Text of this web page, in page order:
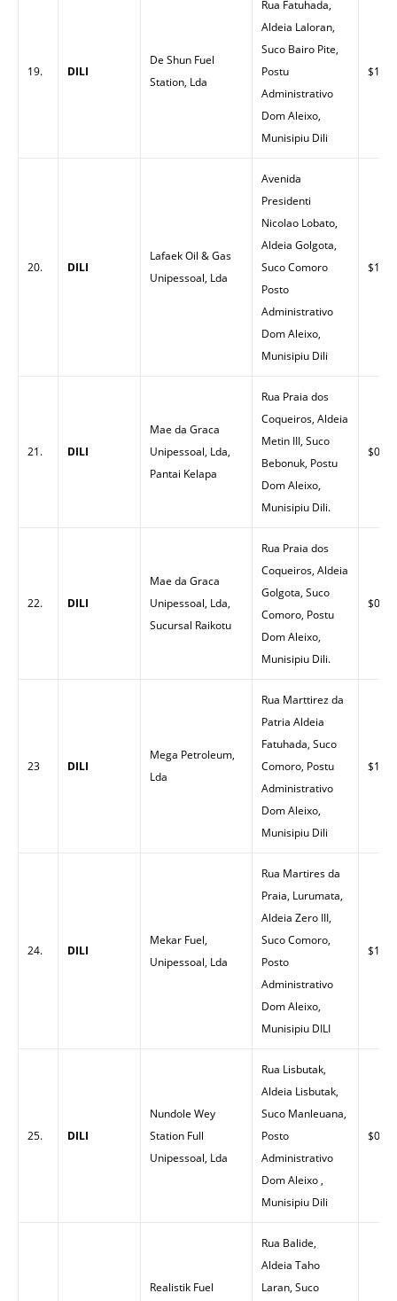
19. DILI
De Shun Fuel
Station, Lda
Rua Fatuhada,
Aldeia Laloran,
Suco Bairo Pite,
Postu
Administrativo
Dom Aleixo,
Munisipiu Dili
$1.49
20. DILI
Lafaek Oil & Gas
Unipessoal, Lda
Avenida
Presidenti
Nicolao Lobato,
Aldeia Golgota,
Suco Comoro
Posto
Administrativo
Dom Aleixo,
Munisipiu Dili
$1.54
21. DILI
Mae da Graca
Unipessoal, Lda,
Pantai Kelapa
Rua Praia dos
Coqueiros, Aldeia
Metin III, Suco
Bebonuk, Postu
Dom Aleixo,
Munisipiu Dili.
$0.00
22. DILI
Mae da Graca
Unipessoal, Lda,
Sucursal Raikotu
Rua Praia dos
Coqueiros, Aldeia
Golgota, Suco
Comoro, Postu
Dom Aleixo,
Munisipiu Dili.
$0.00
23 DILI
Mega Petroleum,
Lda
Rua Marttirez da
Patria Aldeia
Fatuhada, Suco
Comoro, Postu
Administrativo
Dom Aleixo,
Munisipiu Dili
$1.49
24. DILI
Mekar Fuel,
Unipessoal, Lda
Rua Martires da
Praia, Lurumata,
Aldeia Zero III,
Suco Comoro,
Posto
Administrativo
Dom Aleixo,
Munisipiu DILI
$1.50
25. DILI
Nundole Wey
Station Full
Unipessoal, Lda
Rua Lisbutak,
Aldeia Lisbutak,
Suco Manleuana,
Posto
Administrativo
Dom Aleixo ,
Munisipiu Dili
$0.00
Realistik Fuel
Rua Balide,
Aldeia Taho
Laran, Suco